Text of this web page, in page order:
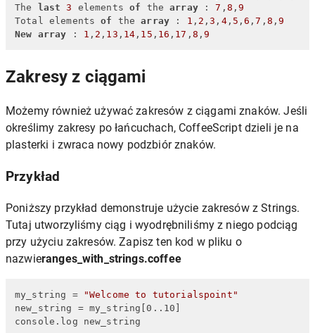
The last 3 elements of the array : 7 , 8 , 9
Total elements of the array : 1 , 2 ,3 , 4, 5 ,6 ,7 , 8 ,9
New array : 1 , 2 , 13 , 14 , 15 , 16 , 17 , 8 ,9
Zakresy z ciągami
Możemy również używać zakresów z ciągami znaków. Jeśli
określimy zakresy po łańcuchach, CoffeeScript dzieli je na
plasterki i zwraca nowy podzbiór znaków.
Przykład
Poniższy przykład demonstruje użycie zakresów z Strings.
Tutaj utworzyliśmy ciąg i wyodrębniliśmy z niego podciąg
przy użyciu zakresów. Zapisz ten kod w pliku o
nazwieranges_with_strings.coffee
my_string =
"Welcome to tutorialspoint"
new_string = my_string[0..10]
console.log new_string